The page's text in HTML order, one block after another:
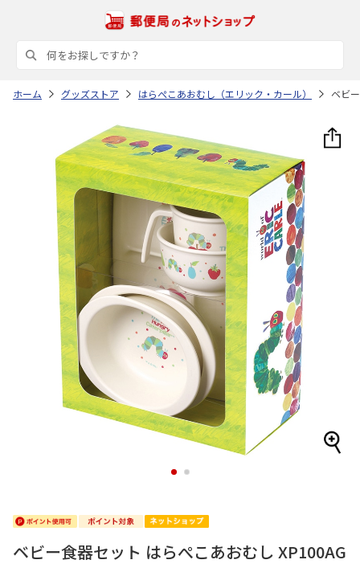
ホーム グッズストア はらぺこあおむし（エリック・カール） ベビ
1 2
ベビー食器セット はらぺこあおむし XP100AG